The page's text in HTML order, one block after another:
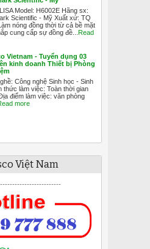
Model: H6002E Hãng sx:
Scientific - Mỹ Xuất xứ: TQ
nóng đồng thời từ cả bề mặt
cung cấp sự đồng đề... Read
Vietnam - Tuyển dụng 03
kinh doanh Thiết bị Phòng
Công nghệ Sinh học - Sinh
thức làm việc: Toàn thời gian
điểm làm việc: văn phòng
more
Việt Nam